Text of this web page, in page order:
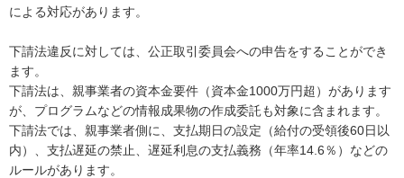
による対応があります。
下請法違反に対しては、公正取引委員会への申告をすることができ
ます。
下請法は、親事業者の資本金要件（資本金1000万円超）があります
が、プログラムなどの情報成果物の作成委託も対象に含まれます。
下請法では、親事業者側に、支払期日の設定（給付の受領後60日以
内）、支払遅延の禁止、遅延利息の支払義務（年率14.6％）などの
ルールがあります。